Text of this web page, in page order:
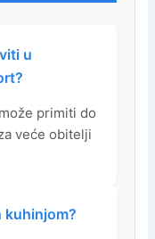
u
primiti do
veće obitelji
kuhinjom?